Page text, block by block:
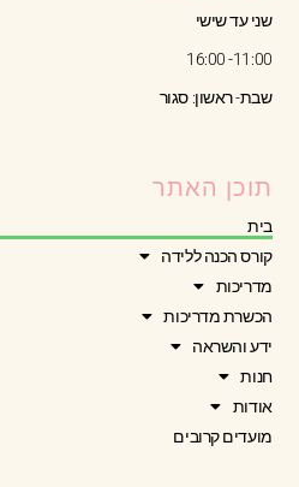
שני עד שישי
11:00- 16:00
שבת- ראשון: סגור
תוכן האתר
בית
קורס הכנה ללידה
מדריכות
הכשרת מדריכות
ידע והשראה
חנות
אודות
מועדים קרובים